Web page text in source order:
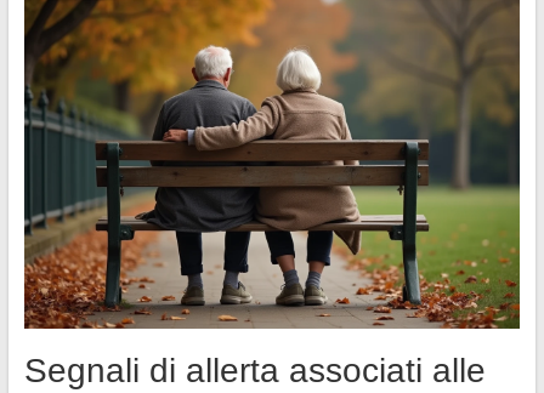
Segnali di allerta associati alle